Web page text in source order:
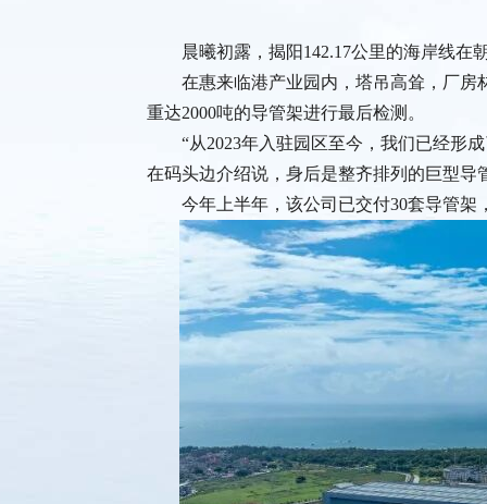
晨曦初露，揭阳142.17公里的海岸线
在惠来临港产业园内，塔吊高耸，厂
重达2000吨的导管架进行最后检测。
“从2023年入驻园区至今，我们已经形
在码头边介绍说，身后是整齐排列的巨型导
今年上半年，该公司已交付30套导管